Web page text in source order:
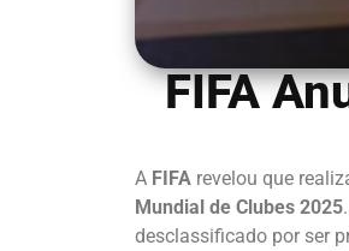
FIFA
A FIFA revelou que
Mundial de Clubes 2025
desclassificado por ser